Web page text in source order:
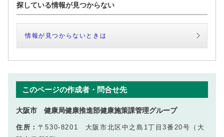
探している情報が見つからない
情報が見つからないときは
このページの作成者・問合せ先
大阪市 健康局健康推進部健康施策課管理グループ
住所： 〒530-8201 大阪市北区中之島1丁目3番20号（大